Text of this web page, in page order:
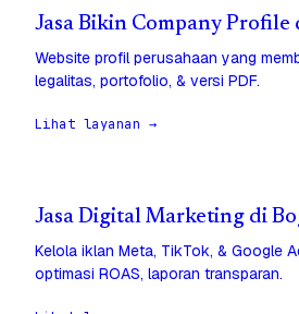
Jasa Bikin Company Profile
Website profil perusahaan yang
legalitas, portofolio, & versi PDF.
Lihat layanan →
Jasa Digital Marketing di
Kelola iklan Meta, TikTok, & Google
optimasi ROAS, laporan transparan.